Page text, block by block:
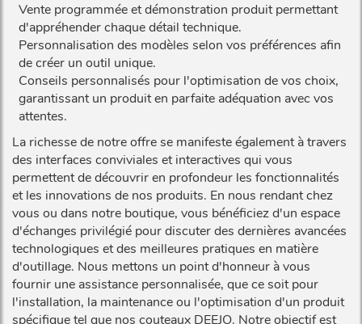
Vente programmée et démonstration produit permettant
d'appréhender chaque détail technique.
Personnalisation des modèles selon vos préférences afin
de créer un outil unique.
Conseils personnalisés pour l'optimisation de vos choix,
garantissant un produit en parfaite adéquation avec vos
attentes.
La richesse de notre offre se manifeste également à travers
des interfaces conviviales et interactives qui vous
permettent de découvrir en profondeur les fonctionnalités
et les innovations de nos produits. En nous rendant chez
vous ou dans notre boutique, vous bénéficiez d'un espace
d'échanges privilégié pour discuter des dernières avancées
technologiques et des meilleures pratiques en matière
d'outillage. Nous mettons un point d'honneur à vous
fournir une assistance personnalisée, que ce soit pour
l'installation, la maintenance ou l'optimisation d'un produit
spécifique tel que nos couteaux DEEJO. Notre objectif est